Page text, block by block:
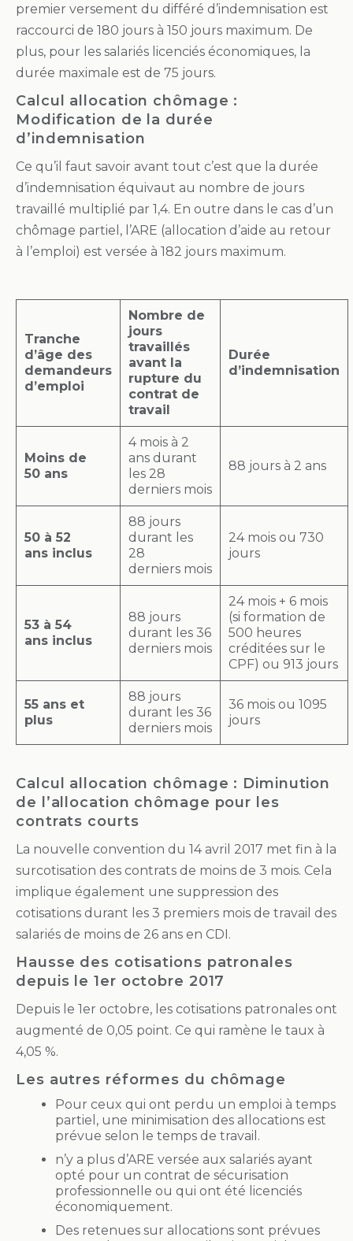
premier versement du différé d’indemnisation est
raccourci de 180 jours à 150 jours maximum. De
plus, pour les salariés licenciés économiques, la
durée maximale est de 75 jours.
Calcul allocation chômage :
Modification de la durée
d’indemnisation
Ce qu’il faut savoir avant tout c’est que la durée
d’indemnisation équivaut au nombre de jours
travaillé multiplié par 1,4. En outre dans le cas d’un
chômage partiel, l’ARE (allocation d’aide au retour
à l’emploi) est versée à 182 jours maximum.
Tranche
d’âge des
demandeurs
d’emploi
Nombre de
jours
travaillés
avant la
rupture du
contrat de
travail
Durée
d’indemnisation
Moins de
50 ans
4 mois à 2
ans durant
les 28
derniers mois
88 jours à 2 ans
50 à 52
ans inclus
88 jours
durant les
28
derniers mois
24 mois ou 730
jours
53 à 54
ans inclus
88 jours
durant les 36
derniers mois
24 mois + 6 mois
(si formation de
500 heures
créditées sur le
CPF) ou 913 jours
55 ans et
plus
88 jours
durant les 36
derniers mois
36 mois ou 1095
jours
Calcul allocation chômage : Diminution
de l’allocation chômage pour les
contrats courts
La nouvelle convention du 14 avril 2017 met fin à la
surcotisation des contrats de moins de 3 mois. Cela
implique également une suppression des
cotisations durant les 3 premiers mois de travail des
salariés de moins de 26 ans en CDI.
Hausse des cotisations patronales
depuis le 1er octobre 2017
Depuis le 1er octobre, les cotisations patronales ont
augmenté de 0,05 point. Ce qui ramène le taux à
4,05 %.
Les autres réformes du chômage
Pour ceux qui ont perdu un emploi à temps
partiel, une minimisation des allocations est
prévue selon le temps de travail.
n’y a plus d’ARE versée aux salariés ayant
opté pour un contrat de sécurisation
professionnelle ou qui ont été licenciés
économiquement.
Des retenues sur allocations sont prévues